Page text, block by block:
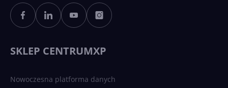
Sztuczna inteligencja po
polsku. Dość barier
SKLEP CENTRUMXP
Nowoczesna platforma danych